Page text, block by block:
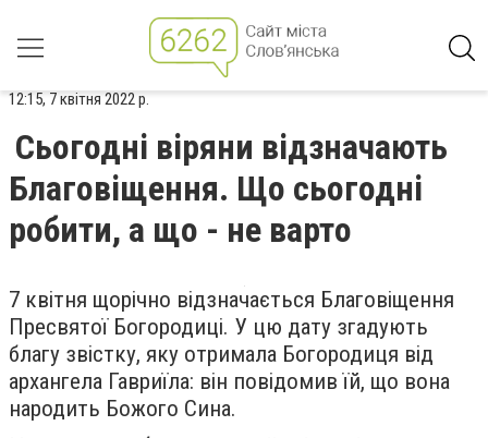
12:15, 7 квітня 2022 р.
Сьогодні віряни відзначають
Благовіщення. Що сьогодні
робити, а що - не варто
7 квітня щорічно відзначається Благовіщення
Пресвятої Богородиці. У цю дату згадують
благу звістку, яку отримала Богородиця від
архангела Гавриїла: він повідомив їй, що вона
народить Божого Сина.